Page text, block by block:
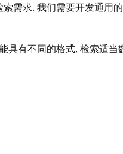
需求. 我们需要开发通用
具有不同的格式, 检索适当